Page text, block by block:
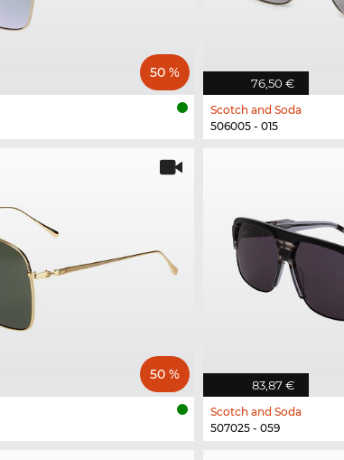
50 %
76,50 €
Scotch and Soda
506005 - 015
50 %
83,87 €
Scotch and Soda
507025 - 059